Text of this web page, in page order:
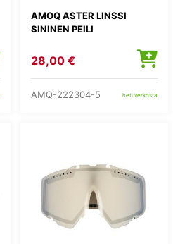
AMOQ ASTER LINSSI
SININEN PEILI
28,00 €
AMQ-222304-5 heti verkosta